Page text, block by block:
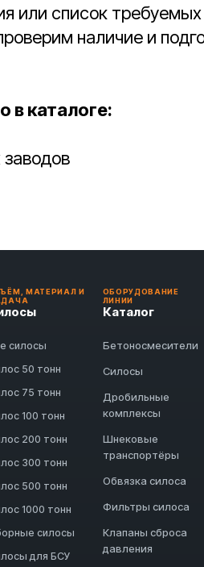
или список
наличие и
в каталоге:
МАТЕРИАЛ И
силосы
50 тонн
75 тонн
100 тонн
200 тонн
300 тонн
500 тонн
1000 тонн
силосы
для БСУ
ОБОРУДОВАНИЕ
ЛИНИИ
Каталог
Бетоносмесители
Силосы
Дробильные
комплексы
Шнековые
транспортёры
Обвязка силоса
Фильтры силоса
Клапаны сброса
давления